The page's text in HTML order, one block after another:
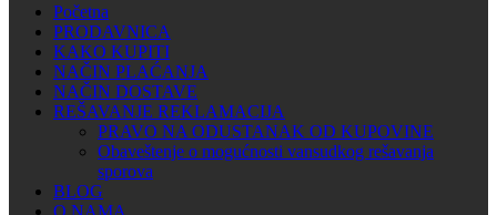
Početna
PRODAVNICA
KAKO KUPITI
NAČIN PLAĆANJA
NAČIN DOSTAVE
REŠAVANJE REKLAMACIJA
PRAVO NA ODUSTANAK OD KUPOVINE
Obaveštenje o mogućnosti vansudkog rešavanja
sporova
BLOG
O NAMA